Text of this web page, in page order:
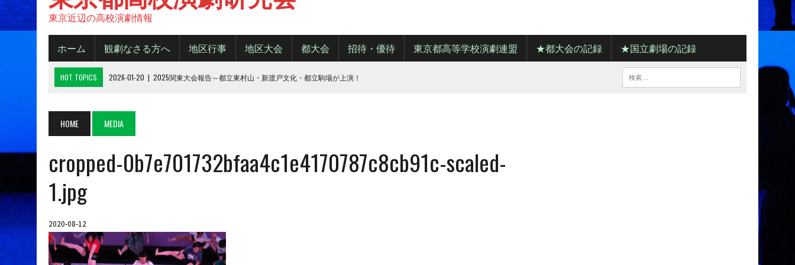
東京近辺の高校演劇情報
ホーム 観劇なさる方へ 地区行事 地区大会 都大会 招待・優待 東京都高等学校演劇連盟 ★都大会の記録 ★国立劇場の記録
HOT TOPICS 2026-01-20 | 2025関東大会報告～都立東村山・新渡戸文化・都立駒場が上演！
2025-10-14 | 2025年 都大会の観劇について
令和８年度城東地区新人デビューフェスティバル
HOME MEDIA
cropped-0b7e701732bfaa4c1e4170787c8cb91c-scaled-
1.jpg
2020-08-12